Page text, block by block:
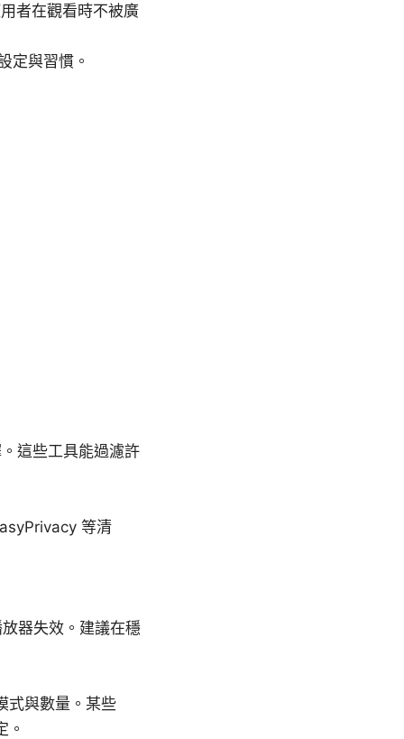
者在觀看時不被廣
定與習慣。
這些工具能過濾許
等清
器失效。建議在穩
式與數量。某些
。